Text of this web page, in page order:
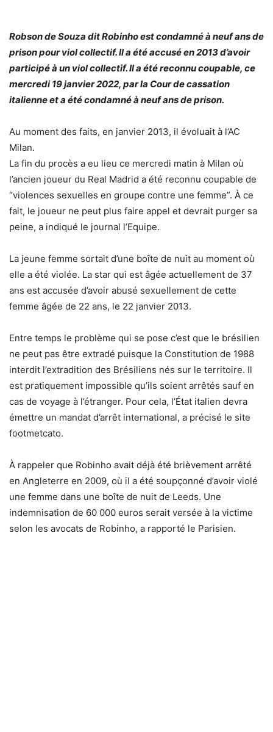
Robson de Souza dit Robinho est condamné à neuf ans de
prison pour viol collectif. Il a été accusé en 2013 d’avoir
participé à un viol collectif. Il a été reconnu coupable, ce
mercredi 19 janvier 2022, par la Cour de cassation
italienne et a été condamné à neuf ans de prison.
Au moment des faits, en janvier 2013, il évoluait à l’AC
Milan.
La fin du procès a eu lieu ce mercredi matin à Milan où
l’ancien joueur du Real Madrid a été reconnu coupable de
“violences sexuelles en groupe contre une femme”. À ce
fait, le joueur ne peut plus faire appel et devrait purger sa
peine, a indiqué le journal l’Equipe.
La jeune femme sortait d’une boîte de nuit au moment où
elle a été violée. La star qui est âgée actuellement de 37
ans est accusée d’avoir abusé sexuellement de cette
femme âgée de 22 ans, le 22 janvier 2013.
Entre temps le problème qui se pose c’est que le brésilien
ne peut pas être extradé puisque la Constitution de 1988
interdit l’extradition des Brésiliens nés sur le territoire. Il
est pratiquement impossible qu’ils soient arrêtés sauf en
cas de voyage à l’étranger. Pour cela, l’État italien devra
émettre un mandat d’arrêt international, a précisé le site
footmetcato.
À rappeler que Robinho avait déjà été brièvement arrêté
en Angleterre en 2009, où il a été soupçonné d’avoir violé
une femme dans une boîte de nuit de Leeds. Une
indemnisation de 60 000 euros serait versée à la victime
selon les avocats de Robinho, a rapporté le Parisien.